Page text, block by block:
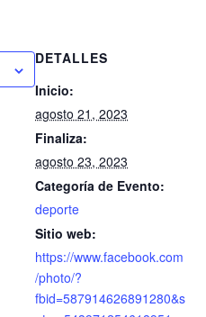
DETALLES
Inicio:
agosto 21, 2023
Finaliza:
agosto 23, 2023
Categoría de Evento:
deporte
Sitio web:
https://www.facebook.com
/photo/?
fbid=587914626891280&s